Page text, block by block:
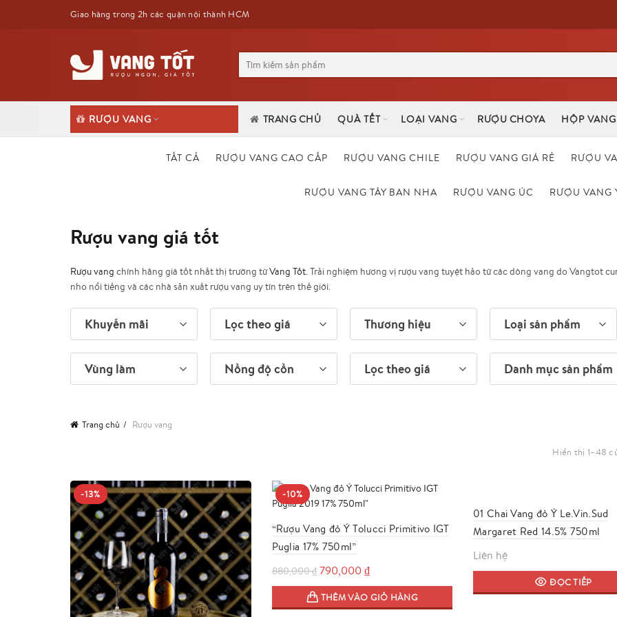
Giao hàng trong 2h các quận nội thành HCM
RƯỢU VANG TRANG CHỦ QUÀ TẾT LOẠI VANG RƯỢU CHOYA HỘP VANG
TẤT CẢ RƯỢU VANG CAO CẤP RƯỢU VANG CHILE RƯỢU VANG GIÁ RẺ RƯỢU
RƯỢU VANG TÂY BAN NHA RƯỢU VANG ÚC RƯỢU VANG
Rượu vang giá tốt
Rượu vang chính hãng giá tốt nhất thị trường từVang Tốt. Trải nghiệm hương vị rượu vang tuyệt hảo từ các dòng vang do Vangtot
nho nổi tiếng và các nhà sản xuất rượu vang uy tín trên thế giới.
Khuyến mãi Lọc theo giá Thương hiệu Loại sản phẩm
Vùng làm Nồng độ cồn Lọc theo giá Danh mục sản phẩm
Trang chủ Rượu vang
Hiển thị 1–48
-13% -10%
“Rượu Vang đỏ Ý Tolucci Primitivo IGT
Puglia 17% 750ml”
880,000₫ Giá
gốc
là:
790,000₫Giá
hiện
tại
THÊM VÀO GIỎ HÀNG
01 Chai Vang đỏ Ý Le.Vin.Sud
Margaret Red 14.5% 750ml
Liên hệ
ĐỌC TIẾP